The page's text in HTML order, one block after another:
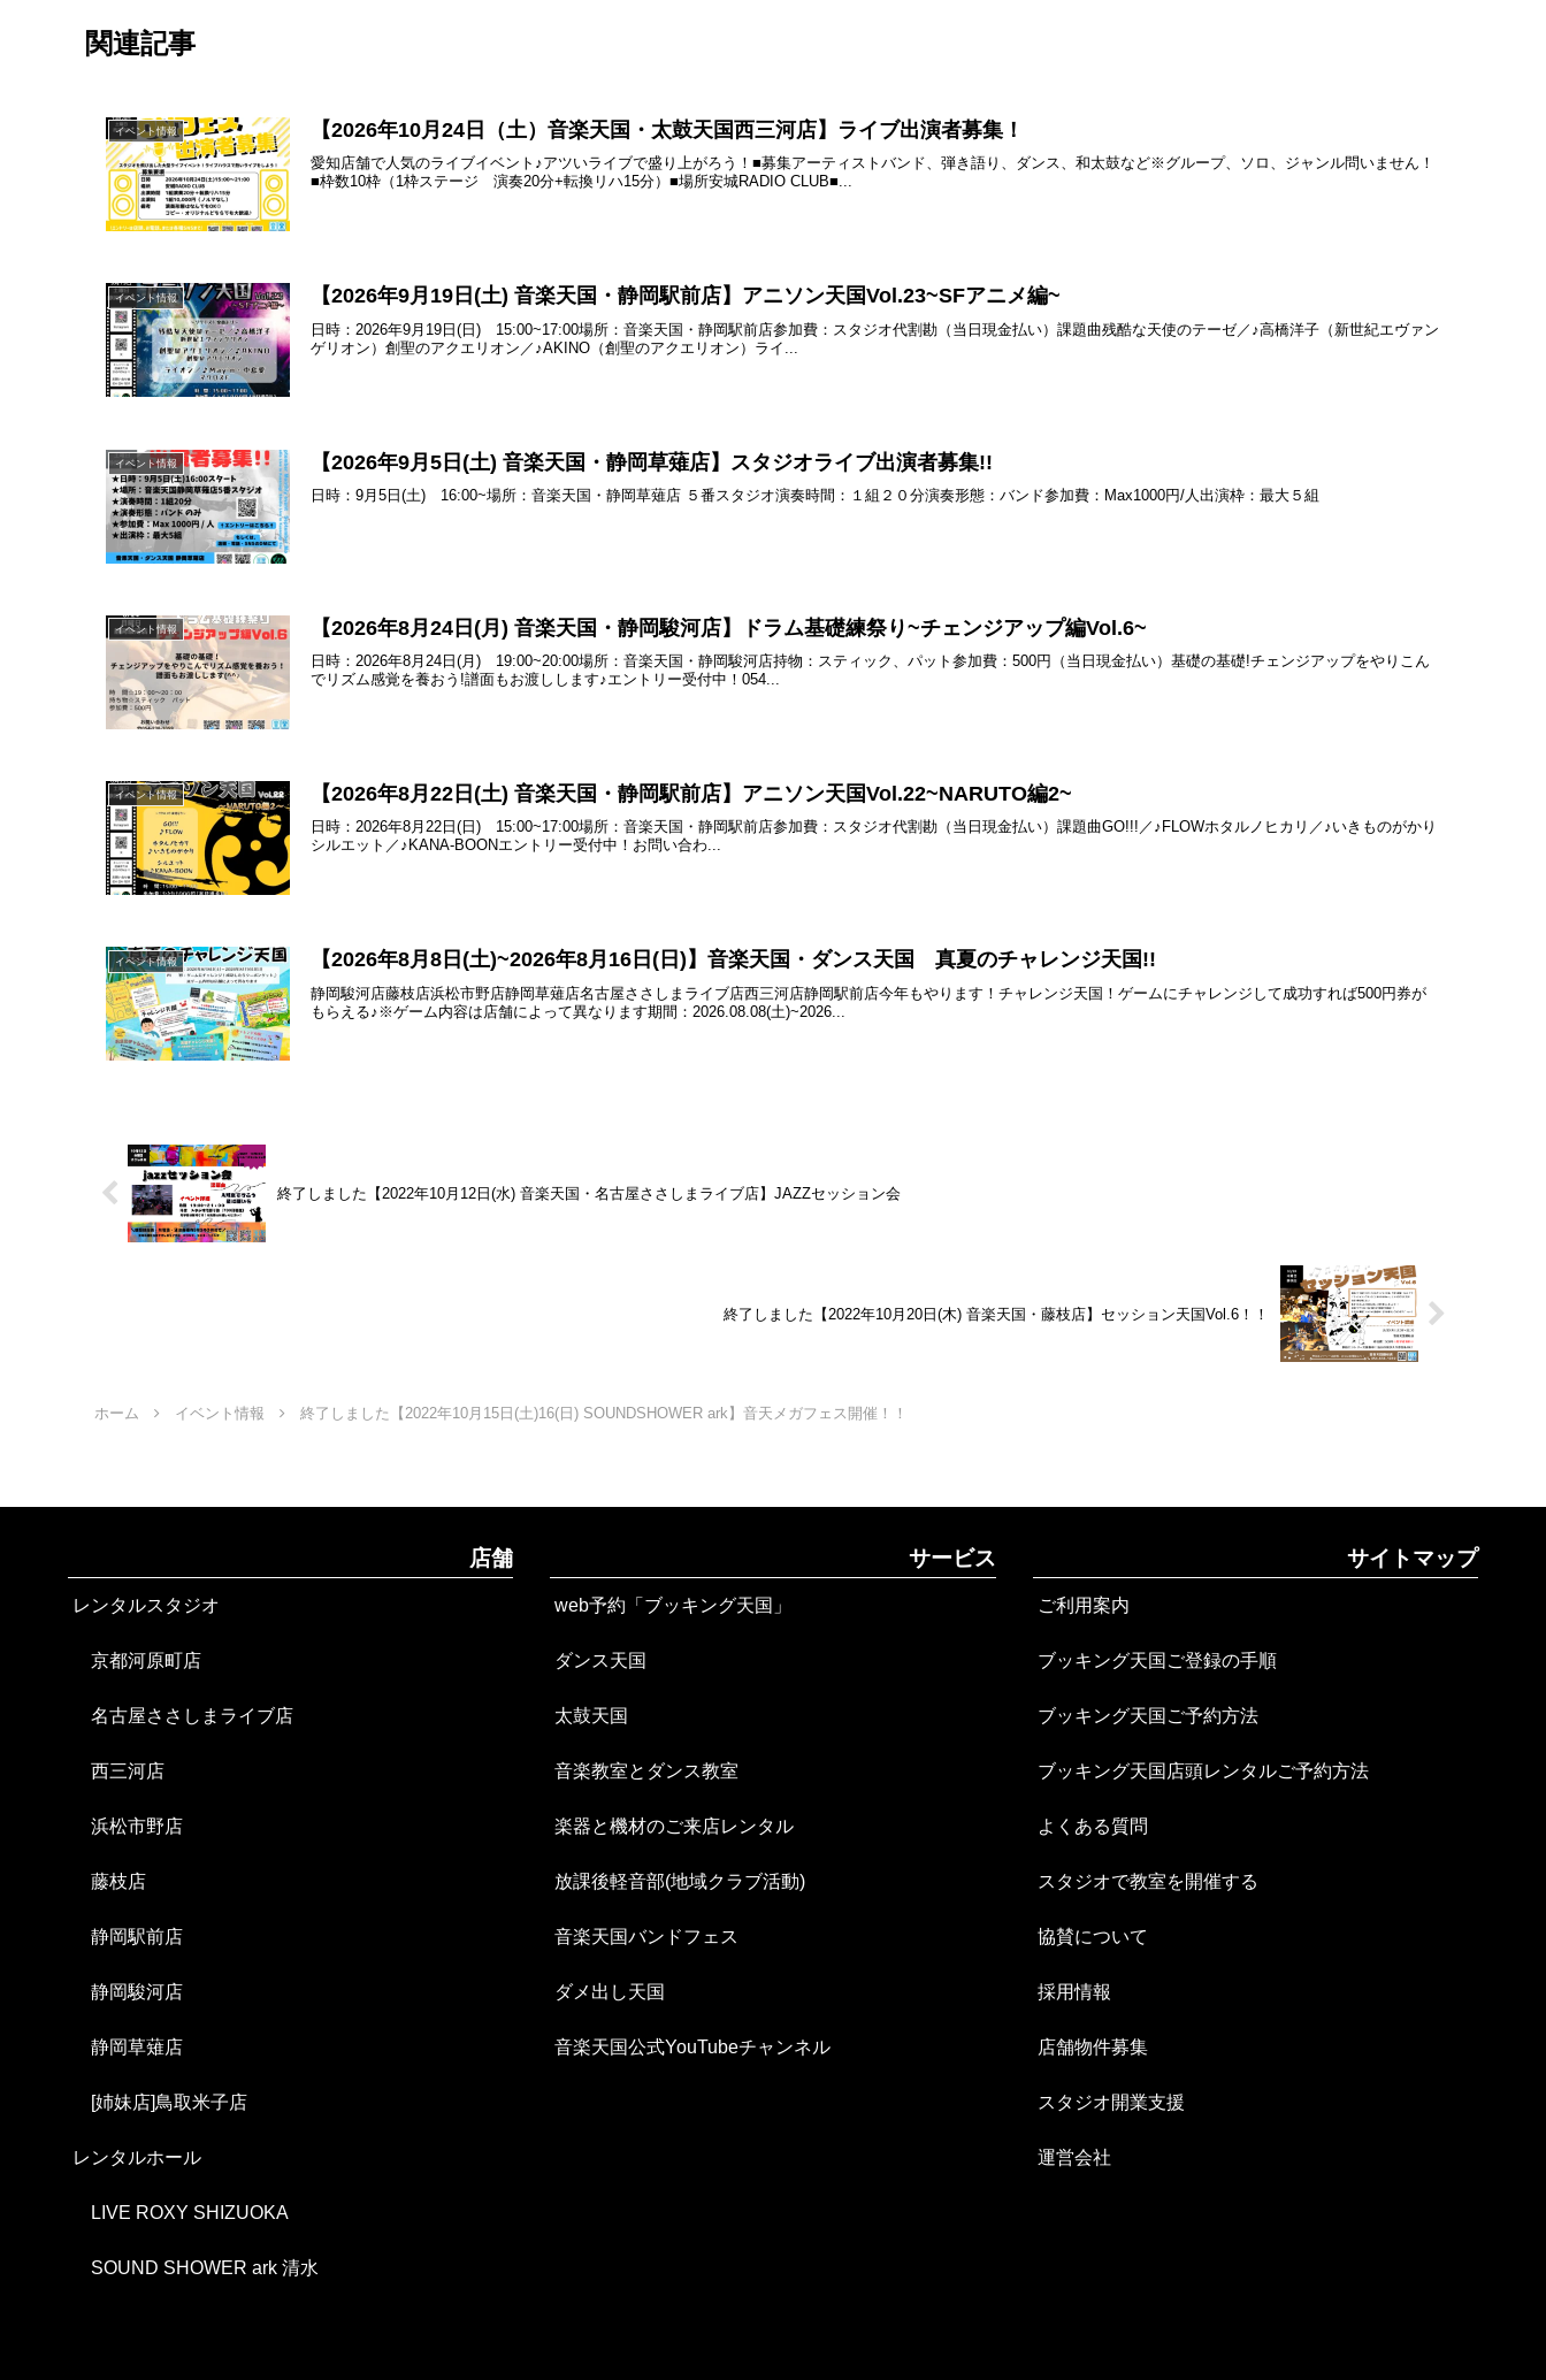
関連記事
イベント情報 【2026年10月24日（土）音楽天国・太鼓天国西三河店】ライブ出演者募集！
愛知店舗で人気のライブイベント♪アツいライブで盛り上がろう！■募集アーティストバンド、弾き語り、ダンス、和太鼓など※グループ、ソロ、ジャンル問いません！
■枠数10枠（1枠ステージ 演奏20分+転換リハ15分）■場所安城RADIO CLUB■...
イベント情報 【2026年9月19日(土) 音楽天国・静岡駅前店】アニソン天国Vol.23~SFアニメ編~
日時：2026年9月19日(日) 15:00~17:00場所：音楽天国・静岡駅前店参加費：スタジオ代割勘（当日現金払い）課題曲残酷な天使のテーゼ／♪高橋洋子（新世紀エヴァン
ゲリオン）創聖のアクエリオン／♪AKINO（創聖のアクエリオン）ライ...
イベント情報 【2026年9月5日(土) 音楽天国・静岡草薙店】スタジオライブ出演者募集!!
日時：9月5日(土) 16:00~場所：音楽天国・静岡草薙店 ５番スタジオ演奏時間：１組２０分演奏形態：バンド参加費：Max1000円/人出演枠：最大５組
イベント情報 【2026年8月24日(月) 音楽天国・静岡駿河店】ドラム基礎練祭り~チェンジアップ編Vol.6~
日時：2026年8月24日(月) 19:00~20:00場所：音楽天国・静岡駿河店持物：スティック、パット参加費：500円（当日現金払い）基礎の基礎!チェンジアップをやりこん
でリズム感覚を養おう!譜面もお渡しします♪エントリー受付中！054...
イベント情報 【2026年8月22日(土) 音楽天国・静岡駅前店】アニソン天国Vol.22~NARUTO編2~
日時：2026年8月22日(日) 15:00~17:00場所：音楽天国・静岡駅前店参加費：スタジオ代割勘（当日現金払い）課題曲GO!!!／♪FLOWホタルノヒカリ／♪いきものがかり
シルエット／♪KANA-BOONエントリー受付中！お問い合わ...
イベント情報 【2026年8月8日(土)~2026年8月16日(日)】音楽天国・ダンス天国 真夏のチャレンジ天国!!
静岡駿河店藤枝店浜松市野店静岡草薙店名古屋ささしまライブ店西三河店静岡駅前店今年もやります！チャレンジ天国！ゲームにチャレンジして成功すれば500円券が
もらえる♪※ゲーム内容は店舗によって異なります期間：2026.08.08(土)~2026...
終了しました【2022年10月12日(水) 音楽天国・名古屋ささしまライブ店】JAZZセッション会
終了しました【2022年10月20日(木) 音楽天国・藤枝店】セッション天国Vol.6！！
ホーム イベント情報 終了しました【2022年10月15日(土)16(日) SOUNDSHOWER ark】音天メガフェス開催！！
店舗
レンタルスタジオ
京都河原町店
名古屋ささしまライブ店
西三河店
浜松市野店
藤枝店
静岡駅前店
静岡駿河店
静岡草薙店
[姉妹店]鳥取米子店
レンタルホール
LIVE ROXY SHIZUOKA
SOUND SHOWER ark 清水
サービス
web予約「ブッキング天国」
ダンス天国
太鼓天国
音楽教室とダンス教室
楽器と機材のご来店レンタル
放課後軽音部(地域クラブ活動)
音楽天国バンドフェス
ダメ出し天国
音楽天国公式YouTubeチャンネル
サイトマップ
ご利用案内
ブッキング天国ご登録の手順
ブッキング天国ご予約方法
ブッキング天国店頭レンタルご予約方法
よくある質問
スタジオで教室を開催する
協賛について
採用情報
店舗物件募集
スタジオ開業支援
運営会社